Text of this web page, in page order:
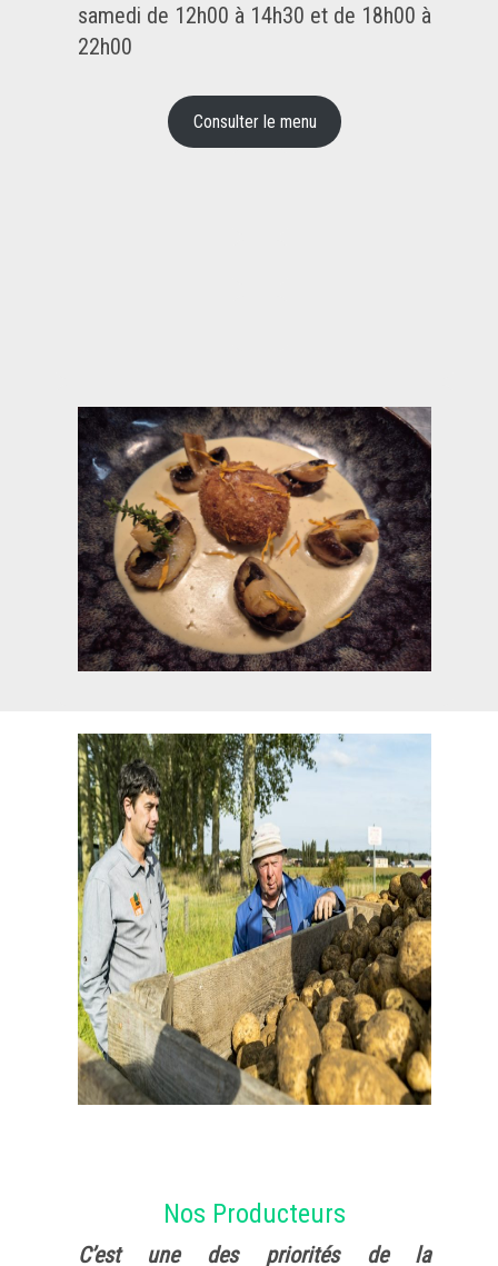
samedi de 12h00 à 14h30 et de 18h00 à
22h00
Consulter le menu
Nos Producteurs
C’est une des priorités de la